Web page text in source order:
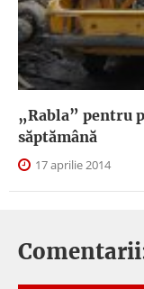
„Rabla” pentru
săptămână
17 aprilie 2014